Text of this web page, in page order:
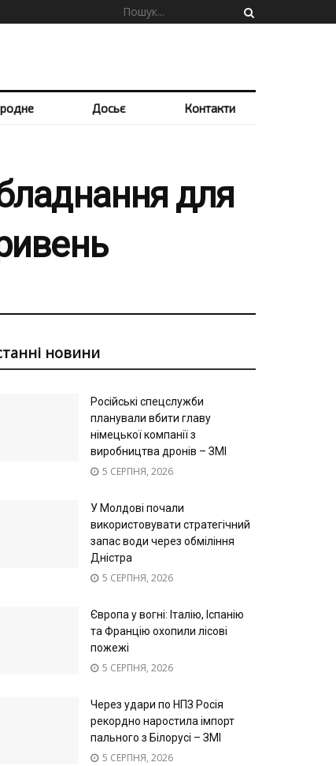
Досьє Контакти
для
новини
Російські спецслужби
планували вбити главу
німецької компанії з
виробництва дронів – ЗМІ
5 СЕРПНЯ, 2026
У Молдові почали
використовувати стратегічний
запас води через обміління
Дністра
5 СЕРПНЯ, 2026
Європа у вогні: Італію, Іспанію
та Францію охопили лісові
пожежі
5 СЕРПНЯ, 2026
Через удари по НПЗ Росія
рекордно наростила імпорт
пального з Білорусі – ЗМІ
5 СЕРПНЯ, 2026